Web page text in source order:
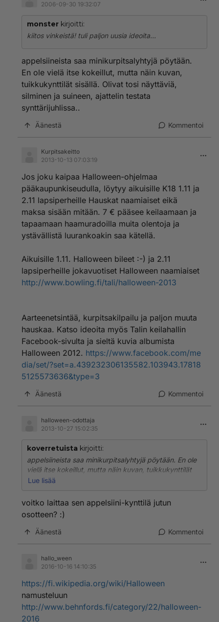
2006-09-30 19:32:07
monster kirjoitti:
kiitos vinkeistä! tuli paljon uusia ideoita...
appelsiineista saa minikurpitsalyhtyjä pöytään.
En ole vielä itse kokeillut, mutta näin kuvan,
tuikkukynttilät sisällä. Olivat tosi näyttäviä,
silminen ja suineen, ajattelin testata
synttärijuhlissa..
Äänestä Kommentoi
Kurpitsakeitto
2013-10-13 07:03:19
Jos joku kaipaa Halloween-ohjelmaa
pääkaupunkiseudulla, löytyy aikuisille K18 1.11 ja
2.11 lapsiperheille Hauskat naamiaiset eikä
maksa sisään mitään. 7 € pääsee keilaamaan ja
tapaamaan haamuradoilla muita olentoja ja
ystävällistä luurankoakin saa kätellä.
Aikuisille 1.11. Halloween bileet :-) ja 2.11
lapsiperheille jokavuotiset Halloween naamiaiset
http://www.bowling.fi/tali/halloween-2013
Aarteenetsintää, kurpitsakilpailu ja paljon muuta
hauskaa. Katso ideoita myös Talin keilahallin
Facebook-sivulta ja sieltä kuvia albumista
Halloween 2012. https://www.facebook.com/me
dia/set/?set=a.439232306135582.103943.17818
5125573636&type=3
Äänestä Kommentoi
halloween-odottaja
2013-10-27 15:02:35
koverretuista kirjoitti:
appelsiineista saa minikurpitsalyhtyjä pöytään. En ole
vielä itse kokeillut, mutta näin kuvan, tuikkukynttilät
sisällä. Olivat tosi näyttäviä, silminen ja suineen,
Lue lisää
voitko laittaa sen appelsiini-kynttilä jutun
osotteen? :)
Äänestä Kommentoi
hallo_ween
2016-10-16 14:10:35
https://fi.wikipedia.org/wiki/Halloween
namusteluun
http://www.behnfords.fi/category/22/halloween-
2016